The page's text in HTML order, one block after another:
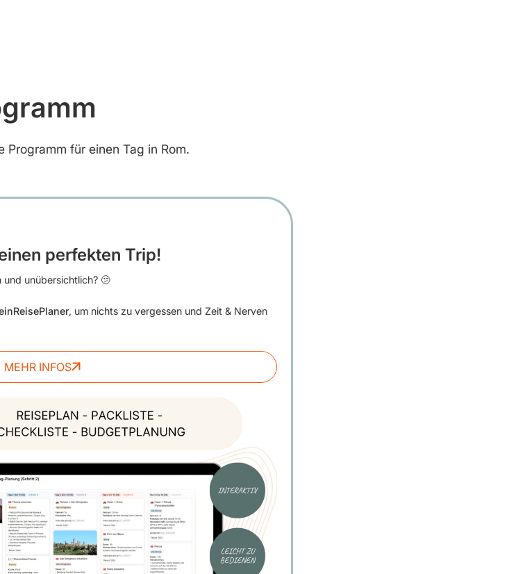
für einen Tag in Rom.
perfekten Trip!
unübersichtlich? 🫤
, um nichts zu vergessen und Zeit & Nerven
MEHR INFOS